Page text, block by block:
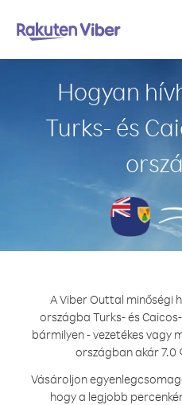
Hogyan
Turks- és
A Viber Outtal minőségi
országba Turks- és
bármilyen - vezetékes vagy
országban akár 7.0
Vásároljon
hogy a legjobb